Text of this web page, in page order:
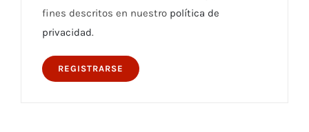
fines descritos en nuestro política de
privacidad.
REGISTRARSE